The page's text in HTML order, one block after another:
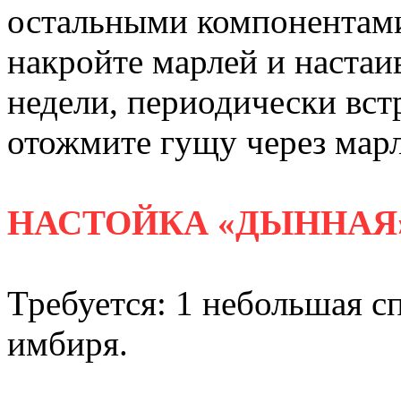
остальными
накройте марлей и
недели, периодически
отожмите гущу через
НАСТОЙКА
Требуется: 1 небольшая
имбиря.